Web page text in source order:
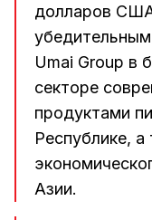
долларов
Umai Group в
секторе
продуктами
Республике,
Азии.